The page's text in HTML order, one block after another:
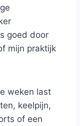
goed door
mijn praktijk
weken last
keelpijn,
of een